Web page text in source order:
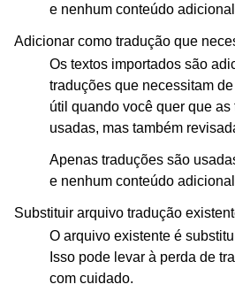
e nenhum conteúdo
Adicionar como tradução que
Os textos importados são
traduções que necessitam
útil quando você quer que
usadas, mas também
Apenas traduções são
e nenhum conteúdo
Substituir arquivo tradução
O arquivo existente é
Isso pode levar à perda de
com cuidado.